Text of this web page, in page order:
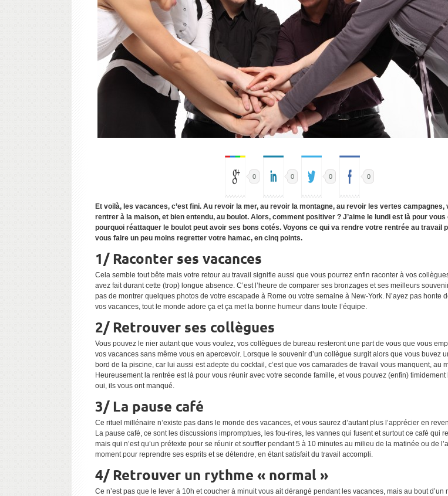
0 0 0 0
Et voilà, les vacances, c’est fini. Au revoir la mer, au revoir la montagne, au revoir les vertes campagnes,
rentrer à la maison, et bien entendu, au boulot. Alors, comment positiver ? J’aime le lundi est là pour
pourquoi réattaquer le boulot peut avoir ses bons cotés. Voyons ce qui va rendre votre rentrée au travail
vous faire un peu moins regretter votre hamac, en cinq points.
1/ Raconter ses vacances
Cela semble tout bête mais votre retour au travail signifie aussi que vous pourrez enfin raconter à vos
avez fait durant cette (trop) longue absence. C’est l’heure de comparer ses bronzages et ses meilleurs
pas de montrer quelques photos de votre escapade à Rome ou votre semaine à New-York. N’ayez pas honte
vos vacances, tout le monde adore ça et ça met la bonne humeur dans toute l’équipe.
2/ Retrouver ses collègues
Vous pouvez le nier autant que vous voulez, vos collègues de bureau resteront une part de vous que vous
vos vacances sans même vous en apercevoir. Lorsque le souvenir d’un collègue surgit alors que vous buvez
bord de la piscine, car lui aussi est adepte du cocktail, c’est que vos camarades de travail vous manquent, au
Heureusement la rentrée est là pour vous réunir avec votre seconde famille, et vous pouvez (enfin)
oui, ils vous ont manqué.
3/ La pause café
Ce rituel millénaire n’existe pas dans le monde des vacances, et vous saurez d’autant plus l’apprécier en
La pause café, ce sont les discussions impromptues, les fou-rires, les vannes qui fusent et surtout ce café qui
mais qui n’est qu’un prétexte pour se réunir et souffler pendant 5 à 10 minutes au milieu de la matinée ou de
moment pour reprendre ses esprits et se détendre, en étant satisfait du travail accompli.
4/ Retrouver un rythme « normal »
Ce n’est pas que le lever à 10h et coucher à minuit vous ait dérangé pendant les vacances, mais au bout d’un